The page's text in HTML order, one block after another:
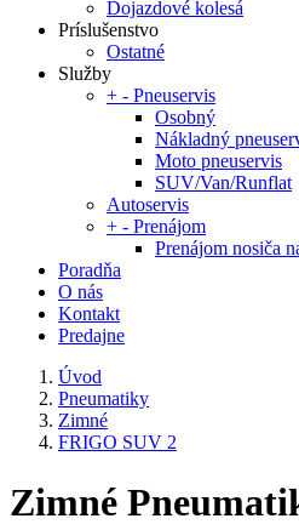
Dojazdové kolesá
Príslušenstvo
Ostatné
Služby
+ - Pneuservis
Osobný
Nákladný
Moto pneuservis
SUV/Van/Runflat
Autoservis
+ - Prenájom
Prenájom nosiča
Poradňa
O nás
Kontakt
Predajne
Úvod
Pneumatiky
Zimné
FRIGO SUV 2
Zimné